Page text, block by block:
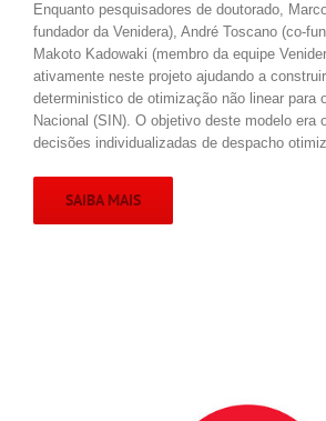
Enquanto pesquisadores de doutorado,
fundador da Venidera), André Toscano (co-
Makoto Kadowaki (membro da equipe
ativamente neste projeto ajudando a
deterministico de otimização não linear para
Nacional (SIN). O objetivo deste modelo era
decisões individualizadas de despacho
SAIBA MAIS